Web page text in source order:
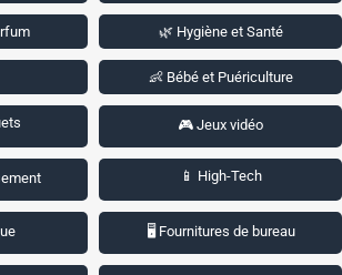
🌿 Hygiène et Santé
👶 Bébé et Puériculture
🎮 Jeux vidéo
📱 High-Tech
🖥️ Fournitures de bureau